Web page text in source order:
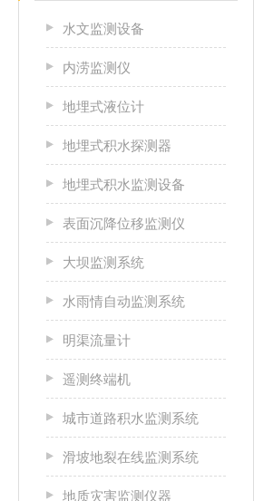
水文监测设备
内涝监测仪
地埋式液位计
地埋式积水探测器
地埋式积水监测设备
表面沉降位移监测仪
大坝监测系统
水雨情自动监测系统
明渠流量计
遥测终端机
城市道路积水监测系统
滑坡地裂在线监测系统
地质灾害监测仪器